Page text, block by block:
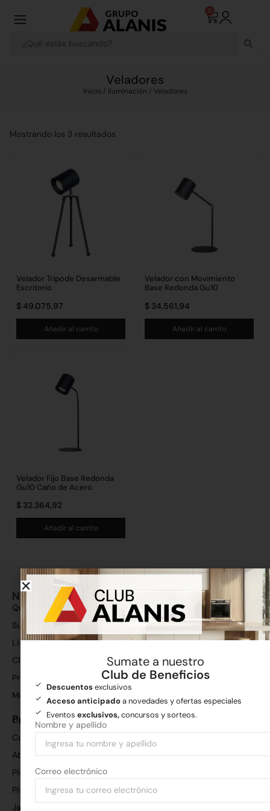
0
Veladores
Inicio / Iluminación / Veladores
Mostrando los 3 resultados
Velador Tripode Desarmable
Escritorio
$ 49.075,97
Añadir al carrito
Velador con Movimiento
Base Redonda Gu10
$ 34.561,94
Añadir al carrito
Velador Fijo Base Redonda
Gu10 Caño de Acero
$ 32.364,92
Añadir al carrito
Nosotros
Quiénes somos
Sucursales
Lista de precios
Club de beneficios
Preguntas frecuentes
Medios de pago
Productos
Oportunidades
Corralón
Aberturas
Pinturas
Pisos y revestimientos
Jardín y poda
Sumate a nuestro
Club de Beneficios
Descuentosexclusivos
Acceso anticipadoa novedades y ofertas especiales
Eventos exclusivos,concursos y sorteos.
Nombre y apellido
Correo electrónico